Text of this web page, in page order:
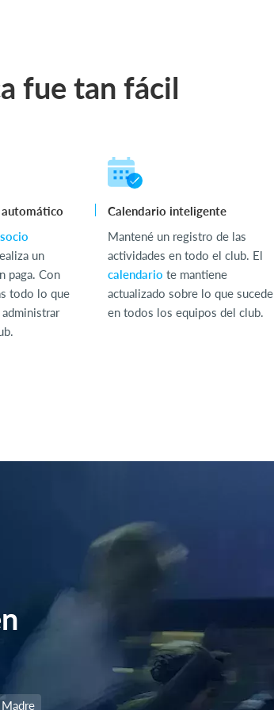
fue tan fácil
un
paga. Con
todo lo que
Calendario inteligente
Mantené un registro de las
actividades en todo el club. El
calendario te mantiene
actualizado sobre lo que sucede
en todos los equipos del club.